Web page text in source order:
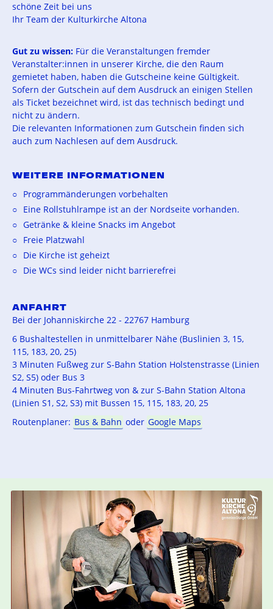
schöne Zeit bei uns
Ihr Team der Kulturkirche Altona
Gut zu wissen: Für die Veranstaltungen fremder
Veranstalter:innen in unserer Kirche, die den Raum
gemietet haben, haben die Gutscheine keine Gültigkeit.
Sofern der Gutschein auf dem Ausdruck an einigen Stellen
als Ticket bezeichnet wird, ist das technisch bedingt und
nicht zu ändern.
Die relevanten Informationen zum Gutschein finden sich
auch zum Nachlesen auf dem Ausdruck.
WEITERE INFORMATIONEN
Programmänderungen vorbehalten
Eine Rollstuhlrampe ist an der Nordseite vorhanden.
Getränke & kleine Snacks im Angebot
Freie Platzwahl
Die Kirche ist geheizt
Die WCs sind leider nicht barrierefrei
ANFAHRT
Bei der Johanniskirche 22 - 22767 Hamburg
6 Bushaltestellen in unmittelbarer Nähe (Buslinien 3, 15,
115, 183, 20, 25)
3 Minuten Fußweg zur S-Bahn Station Holstenstrasse (Linien
S2, S5) oder Bus 3
4 Minuten Bus-Fahrtweg von & zur S-Bahn Station Altona
(Linien S1, S2, S3) mit Bussen 15, 115, 183, 20, 25
Routenplaner: Bus & Bahn oder Google Maps